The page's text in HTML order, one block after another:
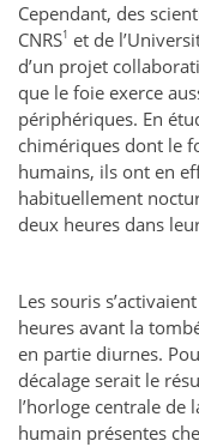
Cependant, des
CNRS1 et de
d’un projet
que le foie exerce
périphériques. En
chimériques dont le
humains, ils ont en
habituellement
deux heures dans
Les souris
heures avant la
en partie diurnes.
décalage serait le
l’horloge centrale de
humain présentes